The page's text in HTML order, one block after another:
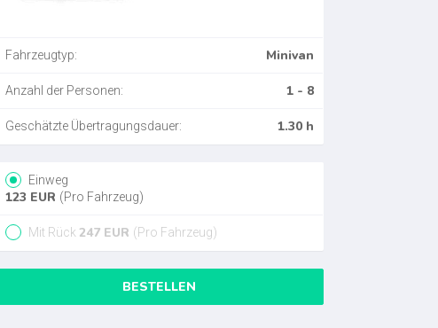
Fahrzeugtyp: Minivan
Anzahl der Personen: 1 - 8
Geschätzte Übertragungsdauer: 1.30 h
Einweg
123 EUR (Pro Fahrzeug)
Mit Rück 247 EUR (Pro Fahrzeug)
BESTELLEN